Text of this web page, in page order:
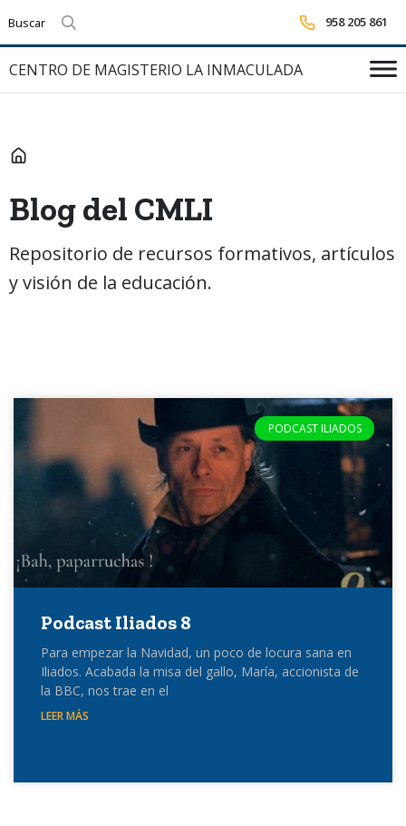
Realizar búsqueda 958 205 861
CENTRO DE MAGISTERIO LA INMACULADA
INICIO
Blog del CMLI
Repositorio de recursos formativos, artículos
y visión de la educación.
PODCAST ILIADOS
Podcast Iliados 8
Para empezar la Navidad, un poco de locura sana en
Iliados. Acabada la misa del gallo, María, accionista de
la BBC, nos trae en el
LEER MÁS